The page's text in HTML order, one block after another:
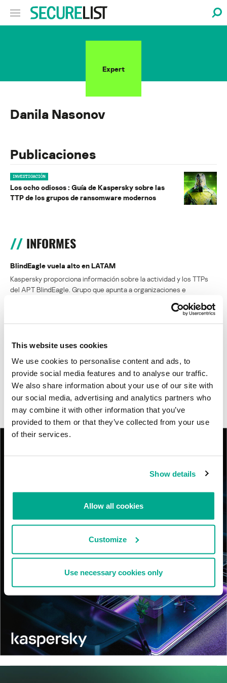
This website uses cookies
We use cookies to personalise content and ads, to
provide social media features and to analyse our traffic.
We also share information about your use of our site with
our social media, advertising and analytics partners who
may combine it with other information that you’ve
provided to them or that they’ve collected from your use
of their services.
Show details
Allow all cookies
Customize
Use necessary cookies only
Expert
Danila Nasonov
Publicaciones
INVESTIGACIÓN
Los ocho odiosos : Guía de Kaspersky sobre las
TTP de los grupos de ransomware modernos
INFORMES
BlindEagle vuela alto en LATAM
Kaspersky proporciona información sobre la actividad y los TTPs
del APT BlindEagle. Grupo que apunta a organizaciones e
APT asiáticos modernos
MosaicRegressor: acechando en las sombras de UEFI
RevengeHotels: cibercrimen dirigido a recepciones de hotel
en todo el mundo